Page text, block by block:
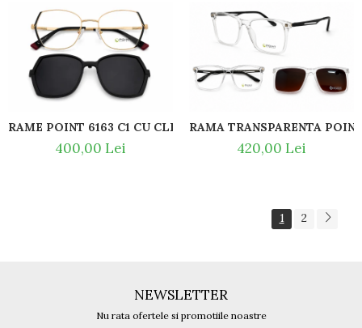
RAME POINT 6163 C1 CU CLIPON
400,00 Lei 420,00 Lei
1 2
NEWSLETTER
Nu rata ofertele si promotiile noastre